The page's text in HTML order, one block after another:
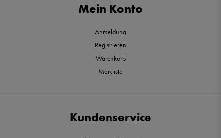
Mein Konto
Anmeldung
Registrieren
Warenkorb
Merkliste
Kundenservice